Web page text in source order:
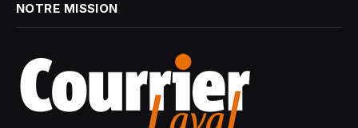
NOTRE MISSION